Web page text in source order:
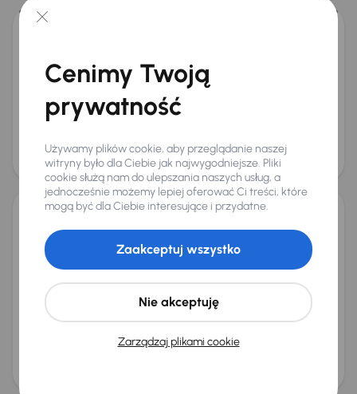
178 545 km 1.5 CDTI 74 kW
1.5 CDTI Klima Tempomat Parktronic
Miesięczna rata
od 235 zł
Cena
39 500 zł
Opel Grandland Plug-in Hybrid4
2020
Automat
Benzyna Plug-in Hybrid EV (PHEV) (Plug-in Hybrid)
Plug-in Hybrid4 +5 kolejnych
Miesięczna rata
od 476 zł
Cena promocyjna
76 000 zł
Cenimy Twoją
prywatność
Używamy plików cookie, aby przeglądanie naszej
witryny było dla Ciebie jak najwygodniejsze. Pliki
cookie służą nam do ulepszania naszych usług, a
jednocześnie możemy lepiej oferować Ci treści, które
mogą być dla Ciebie interesujące i przydatne.
Zarządzaj plikami cookie
Nie akceptuję
Zaakceptuj wszystko